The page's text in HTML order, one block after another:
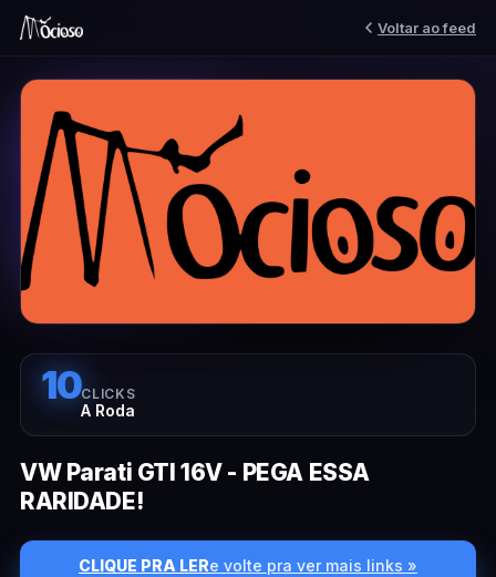
Voltar ao feed
10CLICKS
A Roda
VW Parati GTI 16V - PEGA ESSA
RARIDADE!
CLIQUE PRA LERe volte pra ver mais links »